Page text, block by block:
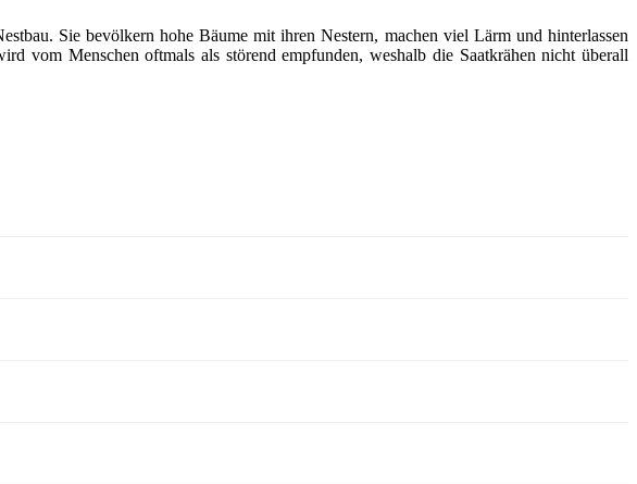
Sie bevölkern hohe Bäume mit ihren Nestern, machen viel Lärm und hinterlassen
vom Menschen oftmals als störend empfunden, weshalb die Saatkrähen nicht überall